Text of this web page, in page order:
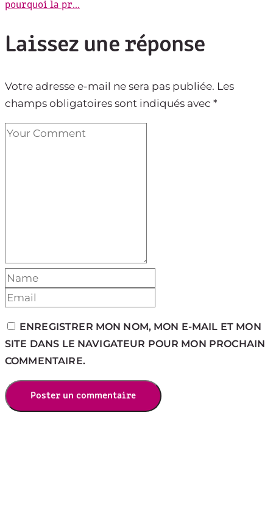
pourquoi la pr...
Laissez une réponse
Votre adresse e-mail ne sera pas publiée. Les
champs obligatoires sont indiqués avec *
ENREGISTRER MON NOM, MON E-MAIL ET MON
SITE DANS LE NAVIGATEUR POUR MON PROCHAIN
COMMENTAIRE.
Poster un commentaire